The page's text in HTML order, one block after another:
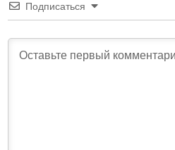
Подписаться